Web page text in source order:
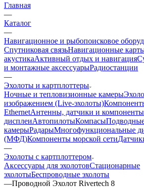
Главная
—
Каталог
—
Навигационное и рыбопоисковое
Спутниковая связьНавигационные
акустикаАктивный отдых и навигация
и монтажные аксессуарыРадиостанции
—
Эхолоты и картплоттеры
Ночные и тепловизионные камеры
изображением (Live-эхолоты)
EthernetАнтенны, датчики и компоненты
дисплеиАвтопилотыКомпасы
камерыРадарыМногофункциональные
(МФД)Компоненты морской сети
—
Эхолоты с картплоттером
Аксессуары для эхолотовСтационарные
эхолотыБеспроводные эхолоты
—Проводной Эхолот Rivertech 8